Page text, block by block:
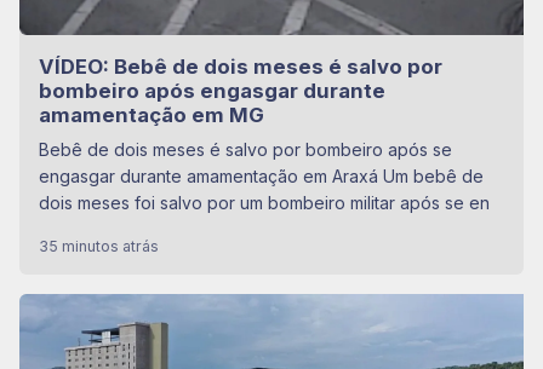
VÍDEO: Bebê de dois meses é salvo por
bombeiro após engasgar durante
amamentação em MG
Bebê de dois meses é salvo por bombeiro após se
engasgar durante amamentação em Araxá Um bebê de
dois meses foi salvo por um bombeiro militar após se en
35 minutos atrás